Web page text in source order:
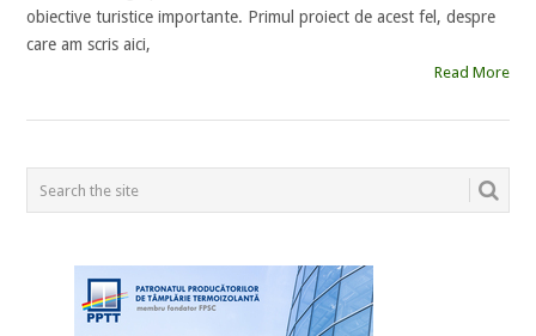
obiective turistice importante. Primul proiect de acest fel, despre
care am scris aici,
Read More
POSTS
NAVIGATION